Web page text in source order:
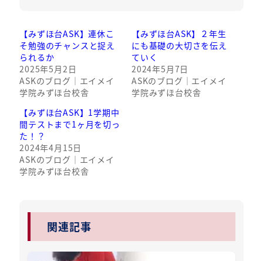
【みずほ台ASK】連休こ
そ勉強のチャンスと捉え
られるか
2025年5月2日
ASKのブログ｜エイメイ
学院みずほ台校舎
【みずほ台ASK】２年生
にも基礎の大切さを伝え
ていく
2024年5月7日
ASKのブログ｜エイメイ
学院みずほ台校舎
【みずほ台ASK】1学期中
間テストまで1ヶ月を切っ
た！？
2024年4月15日
ASKのブログ｜エイメイ
学院みずほ台校舎
関連記事